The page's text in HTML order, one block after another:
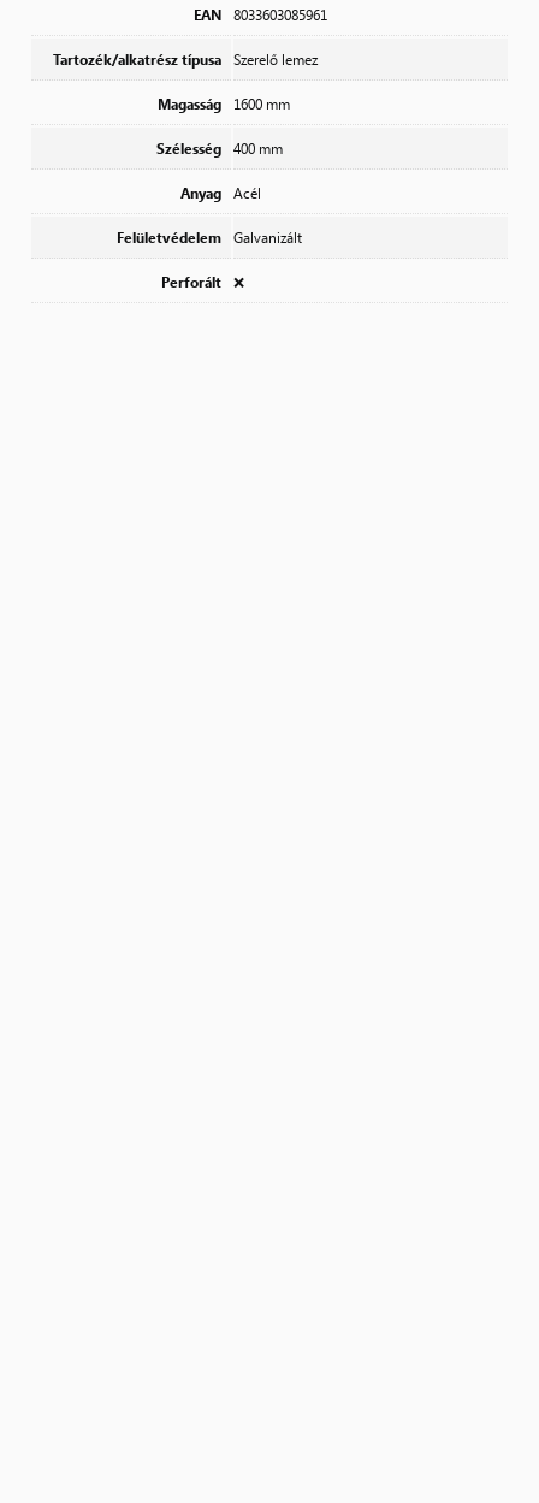
EAN 8033603085961
Tartozék/alkatrész típusa Szerelő lemez
Magasság 1600 mm
Szélesség 400 mm
Anyag Acél
Felületvédelem Galvanizált
Perforált ❌